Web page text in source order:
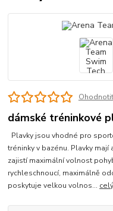
dámské tréninkové
Plavky jsou vhodné pro
tréninky v bazénu. Plavky
zajistí maximální volnost
rychleschnoucí, maximálně
poskytuje velkou volnos...